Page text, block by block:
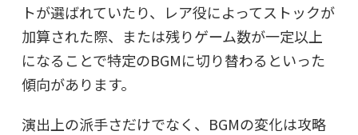
トが選ばれていたり、レア役によってストックが
加算された際、または残りゲーム数が一定以上
になることで特定のBGMに切り替わるといった
傾向があります。
演出上の派手さだけでなく、BGMの変化は攻略